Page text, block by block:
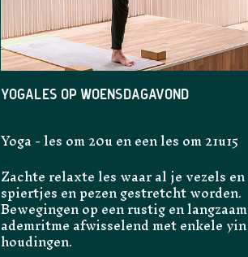
Yogales op woensdagavond
Yoga - les om 20u en een les om 21u15
Zachte relaxte les waar al je vezels en
spiertjes en pezen gestretcht worden.
Bewegingen op een rustig en langzaam
ademritme afwisselend met enkele yin
houdingen.